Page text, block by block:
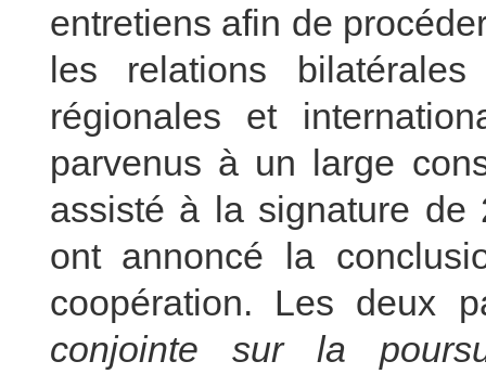
entretiens afin de
les relations
régionales et
parvenus à un large
assisté à la signature de
ont annoncé la
coopération. Les deux
conjointe sur la